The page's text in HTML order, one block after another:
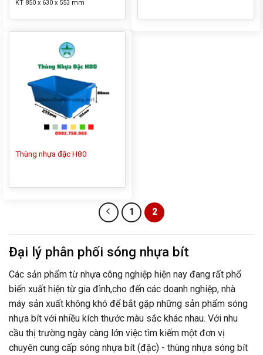
KT 850 x 630 x 553 mm
Thùng nhựa đặc H80
1 2
Đại lý phân phối sóng nhựa bít
Các sản phẩm từ nhựa công nghiệp hiện nay đang rất phổ
biến xuất hiện từ gia đình,cho đến các doanh nghiệp, nhà
máy sản xuất không khó để bắt gặp những sản phẩm sóng
nhựa bít với nhiều kích thước màu sắc khác nhau. Với nhu
cầu thị trường ngày càng lớn việc tìm kiếm một đơn vị
chuyên cung cấp sóng nhựa bít (đặc) - thùng nhựa sóng bít